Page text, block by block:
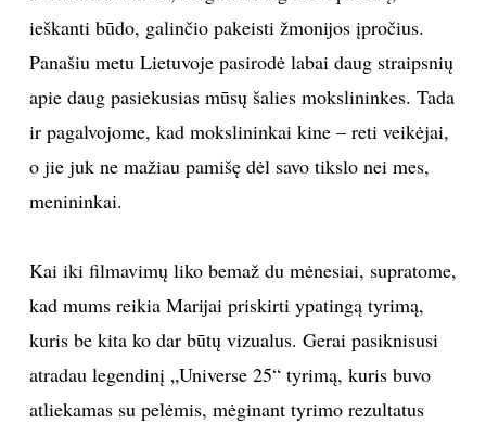
ieškanti būdo, galinčio pakeisti žmonijos įpročius.
Panašiu metu Lietuvoje pasirodė labai daug straipsnių
apie daug pasiekusias mūsų šalies mokslininkes. Tada
ir pagalvojome, kad mokslininkai kine – reti veikėjai,
o jie juk ne mažiau pamišę dėl savo tikslo nei mes,
menininkai.
Kai iki filmavimų liko bemaž du mėnesiai, supratome,
kad mums reikia Marijai priskirti ypatingą tyrimą,
kuris be kita ko dar būtų vizualus. Gerai pasiknisusi
atradau legendinį „Universe 25“ tyrimą, kuris buvo
atliekamas su pelėmis, mėginant tyrimo rezultatus